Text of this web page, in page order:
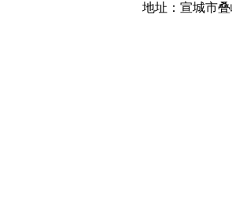
地址：宣城市叠嶂